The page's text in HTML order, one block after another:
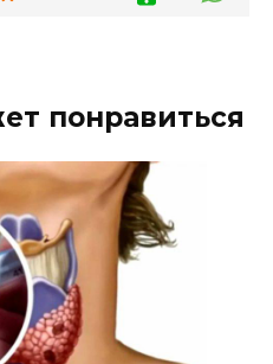
понравиться